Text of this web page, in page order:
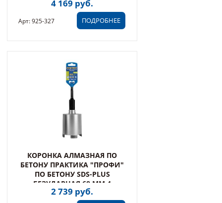
4 169 руб.
ПОДРОБНЕЕ
Арт: 925-327
КОРОНКА АЛМАЗНАЯ ПО
БЕТОНУ ПРАКТИКА "ПРОФИ"
ПО БЕТОНУ SDS-PLUS
БЕЗУДАРНАЯ 68 ММ 4
СЕГМЕНТА ВЫСОТОЙ 10ММ
2 739 руб.